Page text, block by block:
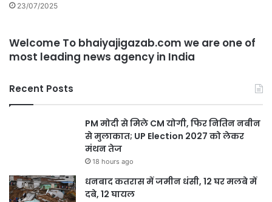
23/07/2025
Welcome To bhaiyajigazab.com we are one of
most leading news agency in India
Recent Posts
PM मोदी से मिले CM योगी, फिर नितिन नबीन
से मुलाकात; UP Election 2027 को लेकर
मंथन तेज
18 hours ago
धनबाद कतरास में जमीन धंसी, 12 घर मलबे में
दबे, 12 घायल